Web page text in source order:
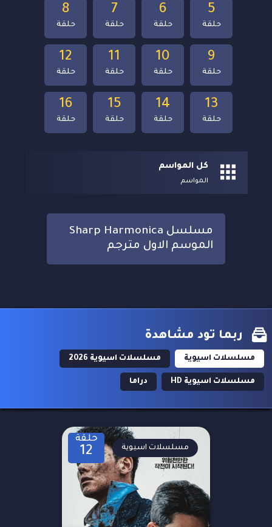
16
حلقة
15
حلقة
14
حلقة
13
حلقة
12
حلقة
11
حلقة
10
حلقة
9
حلقة
8
حلقة
7
حلقة
6
حلقة
5
حلقة
كل المواسم
المواسم
مسلسل Sharp Harmonica
الموسم الاول مترجم
ربما تود مشاهدة
مسلسلات اسيوية مسلسلات اسيوية 2026
مسلسلات اسيوية HD دراما
حلقة
12 مسلسلات اسيوية